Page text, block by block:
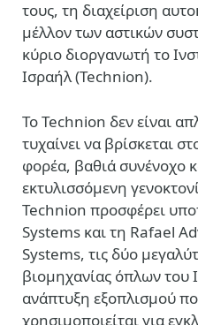
τους, τη διαχείριση
μέλλον των αστικών
κύριο διοργανωτή το
Ισραήλ (Technion).
Το Technion δεν είναι
τυχαίνει να βρίσκεται
φορέα, βαθιά συνένοχο
εκτυλισσόμενη
Technion προσφέρει
Systems και τη Rafael
Systems, τις δύο
βιομηχανίας όπλων του
ανάπτυξη εξοπλισμού
χρησιμοποιείται για